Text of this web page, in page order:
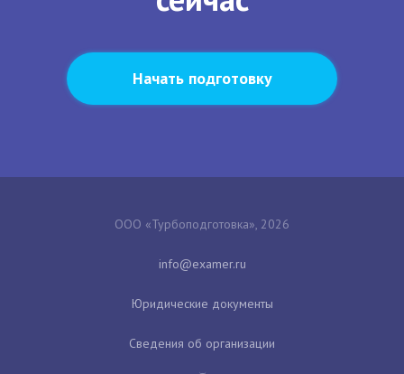
Начать подготовку
ООО «Турбоподготовка», 2026
Юридические документы
Сведения об организации